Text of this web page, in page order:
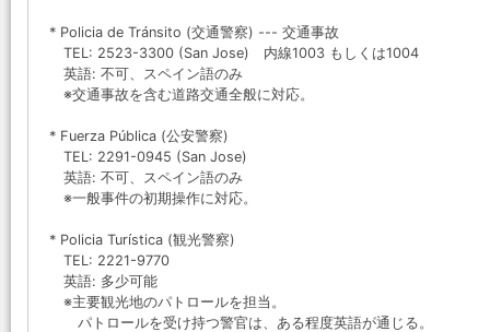
* Policia de Tránsito (交通警察) --- 交通事故
TEL: 2523-3300 (San Jose) 内線1003 もしくは1004
英語: 不可、スペイン語のみ
※交通事故を含む道路交通全般に対応。
* Fuerza Pública (公安警察)
TEL: 2291-0945 (San Jose)
英語: 不可、スペイン語のみ
※一般事件の初期操作に対応。
* Policia Turística (観光警察)
TEL: 2221-9770
英語: 多少可能
※主要観光地のパトロールを担当。
パトロールを受け持つ警官は、ある程度英語が通じる。